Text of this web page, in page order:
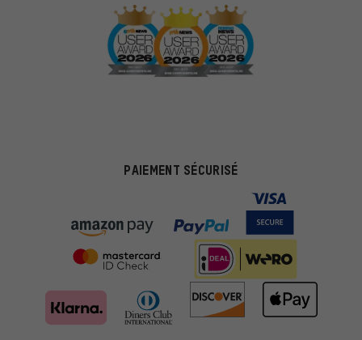
PAIEMENT SÉCURISÉ